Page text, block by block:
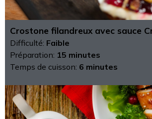
Crostone filandreux avec sauce
Difficulté: Faible
Préparation: 15 minutes
Temps de cuisson: 6 minutes